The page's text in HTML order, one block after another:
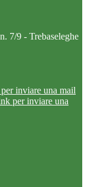
7/9 - Trebaseleghe
inviare una mail
per inviare una